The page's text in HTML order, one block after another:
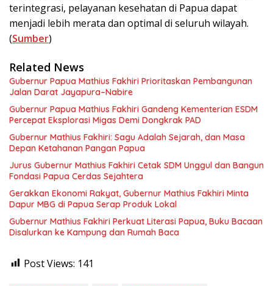
terintegrasi, pelayanan kesehatan di Papua dapat
menjadi lebih merata dan optimal di seluruh wilayah.
(Sumber)
Related News
Gubernur Papua Mathius Fakhiri Prioritaskan Pembangunan
Jalan Darat Jayapura–Nabire
Gubernur Papua Mathius Fakhiri Gandeng Kementerian ESDM
Percepat Eksplorasi Migas Demi Dongkrak PAD
Gubernur Mathius Fakhiri: Sagu Adalah Sejarah, dan Masa
Depan Ketahanan Pangan Papua
Jurus Gubernur Mathius Fakhiri Cetak SDM Unggul dan Bangun
Fondasi Papua Cerdas Sejahtera
Gerakkan Ekonomi Rakyat, Gubernur Mathius Fakhiri Minta
Dapur MBG di Papua Serap Produk Lokal
Gubernur Mathius Fakhiri Perkuat Literasi Papua, Buku Bacaan
Disalurkan ke Kampung dan Rumah Baca
Post Views: 141